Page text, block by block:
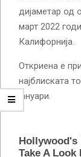
дијаметар од
март 2022
Калифорнија.
Откриена е
најблиската
јануари.